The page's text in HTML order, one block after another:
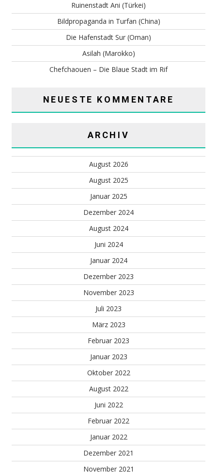
Ruinenstadt Ani (Türkei)
Bildpropaganda in Turfan (China)
Die Hafenstadt Sur (Oman)
Asilah (Marokko)
Chefchaouen – Die Blaue Stadt im Rif
NEUESTE KOMMENTARE
ARCHIV
August 2026
August 2025
Januar 2025
Dezember 2024
August 2024
Juni 2024
Januar 2024
Dezember 2023
November 2023
Juli 2023
März 2023
Februar 2023
Januar 2023
Oktober 2022
August 2022
Juni 2022
Februar 2022
Januar 2022
Dezember 2021
November 2021